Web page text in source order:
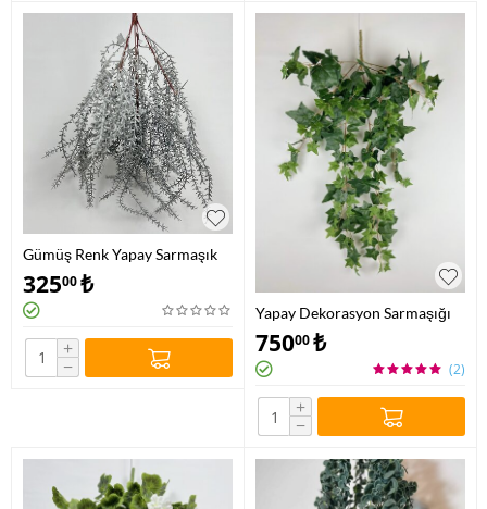
Gümüş Renk Yapay Sarmaşık
32500₺
+
−
Yapay Dekorasyon Sarmaşığı
75000₺
(2)
+
−